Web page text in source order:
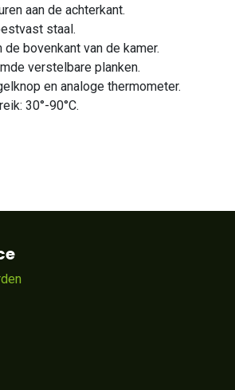
aan de achterkant.
staal.
de bovenkant van de kamer.
verstelbare planken.
en analoge thermometer.
30°-90°C.